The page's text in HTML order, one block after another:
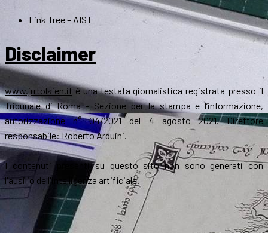
Link Tree – AIST
Disclaimer
www.jrrtolkien.itè una testata giornalistica registrata presso il
Tribunale di Roma - Sezione per la stampa e l’informazione,
autorizzazione n° 04/2021 del 4 agosto 2021. Direttore
responsabile: Roberto Arduini.
I contenuti presenti su questo sito non sono generati con
l'ausilio dell'intelligenza artificiale.